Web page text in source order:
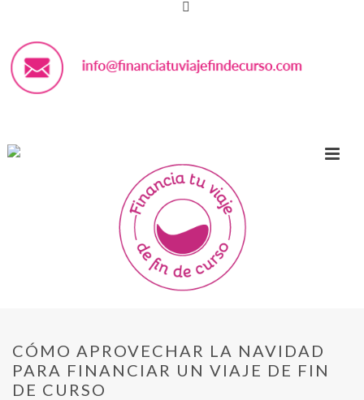
CÓMO APROVECHAR LA NAVIDAD
PARA FINANCIAR UN VIAJE DE FIN
DE CURSO